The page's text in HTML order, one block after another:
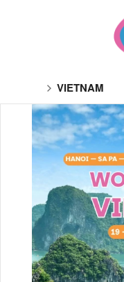
VIETNAM